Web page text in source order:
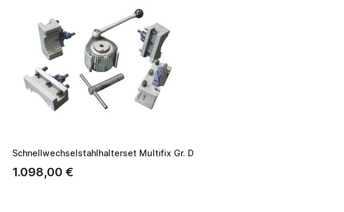
Schnellwechselstahlhalterset Multifix Gr. D
1.098,00 €